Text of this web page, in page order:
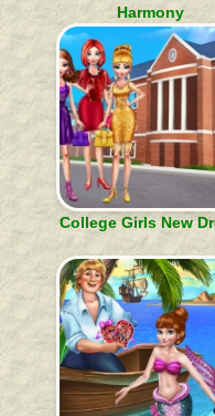
Harmony
College Girls New